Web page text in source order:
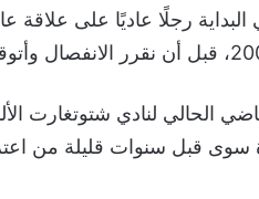
الحالي لنادي شتوتغارت
قبل سنوات قليلة من